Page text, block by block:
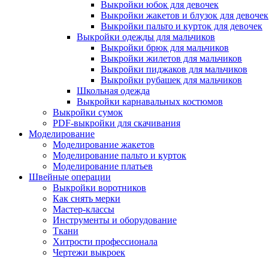
Выкройки юбок для девочек
Выкройки жакетов и блузок для девочек
Выкройки пальто и курток для девочек
Выкройки одежды для мальчиков
Выкройки брюк для мальчиков
Выкройки жилетов для мальчиков
Выкройки пиджаков для мальчиков
Выкройки рубашек для мальчиков
Школьная одежда
Выкройки карнавальных костюмов
Выкройки сумок
PDF-выкройки для скачивания
Моделирование
Моделирование жакетов
Моделирование пальто и курток
Моделирование платьев
Швейные операции
Выкройки воротников
Как снять мерки
Мастер-классы
Инструменты и оборудование
Ткани
Хитрости профессионала
Чертежи выкроек